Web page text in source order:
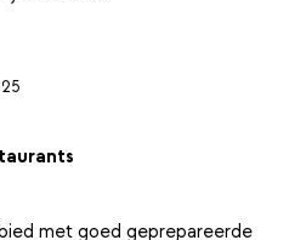
met goed geprepareerde